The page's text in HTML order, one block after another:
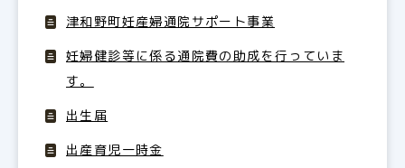
津和野町妊産婦通院サポート事業
妊婦健診等に係る通院費の助成を行っていま
す。
出生届
出産育児一時金